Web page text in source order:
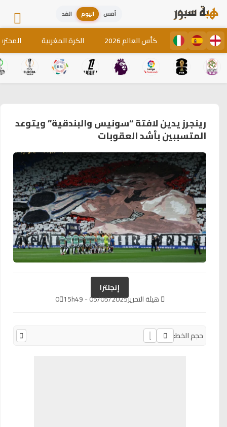
أمس اليوم الغد
كأس العالم 2026 الكرة المغربية
رينجرز يدين لافتة “سونيس والبندقية” ويتوعد
المتسببين بأشد العقوبات
إنجلترا
هيئة التحرير05/05/2025 - 15h49
0
حجم الخط: